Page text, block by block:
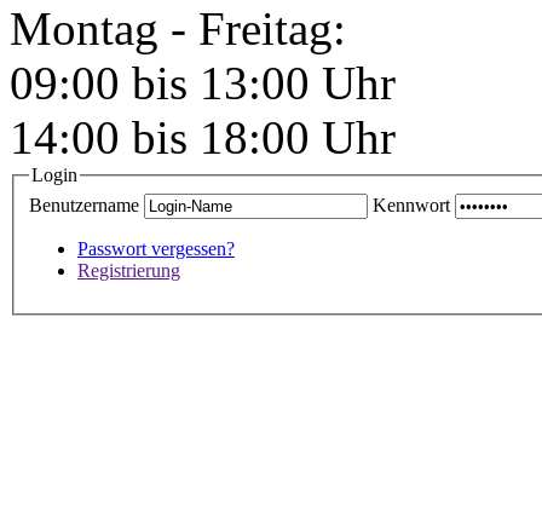
Montag - Freitag:
09:00 bis 13:00 Uhr
14:00 bis 18:00 Uhr
Login
Benutzername
Kennwort
Passwort vergessen?
Registrierung